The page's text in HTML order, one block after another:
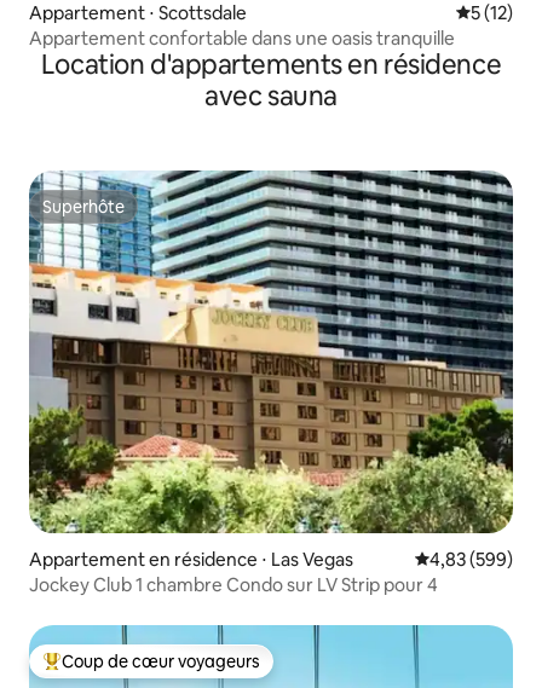
Appartement ⋅ Scottsdale
5 (12)
Appartement confortable dans une oasis tranquille
Location d'appartements en résidence
avec sauna
Superhôte
Superhôte
Appartement en résidence ⋅ Las Vegas Évaluation
4,83 (599)
Jockey Club 1 chambre Condo sur LV Strip pour 4
Coups de cœur voyageurs les plus appréciés
Coup de cœur voyageurs